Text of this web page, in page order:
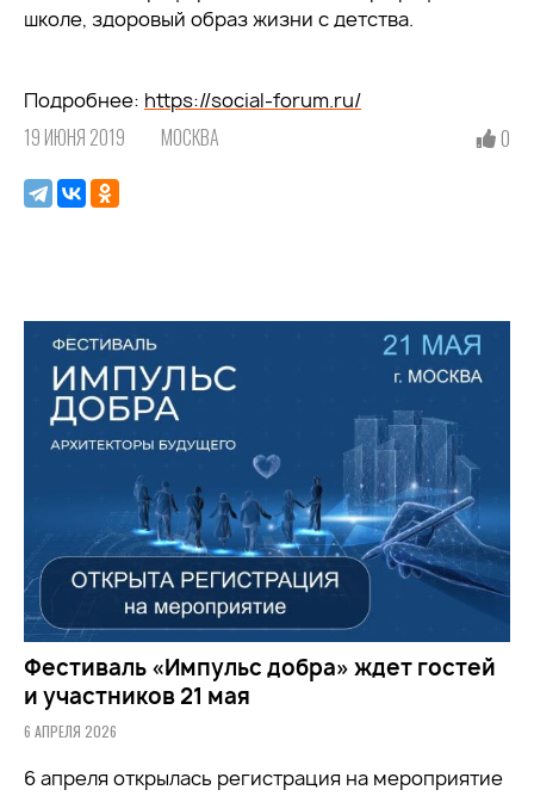
школе, здоровый образ жизни с детства.
Подробнее: https://social-forum.ru/
19 ИЮНЯ 2019 МОСКВА 0
Фестиваль «Импульс добра» ждет гостей
и участников 21 мая
6 АПРЕЛЯ 2026
6 апреля открылась регистрация на мероприятие